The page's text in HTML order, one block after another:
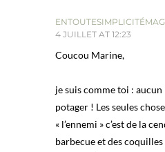
ENTOUTESIMPLICITÉMAG
4 JUILLET AT 12:23
Coucou Marine,
je suis comme toi :
potager ! Les seules
« l’ennemi » c’est de la
barbecue et des coquilles